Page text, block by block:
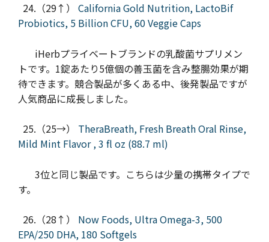
24.（29↑） California Gold Nutrition, LactoBif
Probiotics, 5 Billion CFU, 60 Veggie Caps
iHerbプライベートブランドの乳酸菌サプリメン
トです。1錠あたり5億個の善玉菌を含み整腸効果が期
待できます。競合製品が多くある中、後発製品ですが
人気商品に成長しました。
25.（25→） TheraBreath, Fresh Breath Oral Rinse,
Mild Mint Flavor , 3 fl oz (88.7 ml)
3位と同じ製品です。こちらは少量の携帯タイプで
す。
26.（28↑） Now Foods, Ultra Omega-3, 500
EPA/250 DHA, 180 Softgels